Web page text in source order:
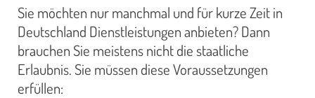
Sie möchten nur manchmal und für kurze Zeit in
Deutschland Dienstleistungen anbieten? Dann
brauchen Sie meistens nicht die staatliche
Erlaubnis. Sie müssen diese Voraussetzungen
erfüllen: